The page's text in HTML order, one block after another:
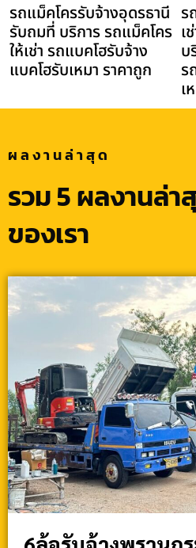
รถแม็คโครรับจ้างอุดรธานี
รับถมที่ บริการ รถแม็คโคร
ให้เช่า รถแบคโฮรับจ้าง
แบคโฮรับเหมา ราคาถูก
ร
เ
บ
ร
เ
ผลงานล่าสุด
รวม 5 ผลงานล่า
ของเรา